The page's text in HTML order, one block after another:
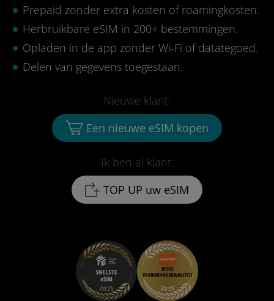
Prepaid zonder extra kosten of roamingkosten.
Herbruikbare eSIM in 200+ bestemmingen.
Opladen in de app zonder Wi-Fi of datategoed.
Delen van gegevens toegestaan.
Ik ben al klant:
TOP UP uw eSIM
Nieuwe klant:
Een nieuwe eSIM kopen